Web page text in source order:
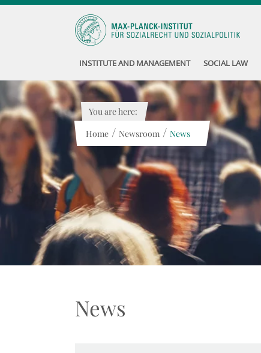
INSTITUTE AND MANAGEMENT SOCIAL LAW
You are here:
Home / Newsroom / News
News